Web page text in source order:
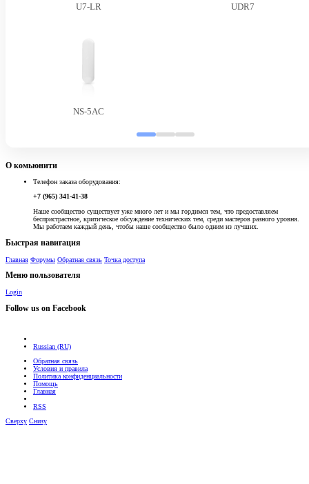
U7-LR UDR7
NS-5AC
О комьюнити
Телефон заказа оборудования:
+7 (965) 341-41-38
Наше сообщество существует уже много лет и мы гордимся тем, что предоставляем
беспристрастное, критическое обсуждение технических тем, среди мастеров разного уровня.
Мы работаем каждый день, чтобы наше сообщество было одним из лучших.
Быстрая навигация
Главная Форумы Обратная связь Точка доступа
Меню пользователя
Login
Follow us on Facebook
Russian (RU)
Обратная связь
Условия и правила
Политика конфиденциальности
Помощь
Главная
RSS
Сверху Снизу